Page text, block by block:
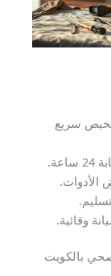
سريع
الأدوات.
وقائية.
بالكويت